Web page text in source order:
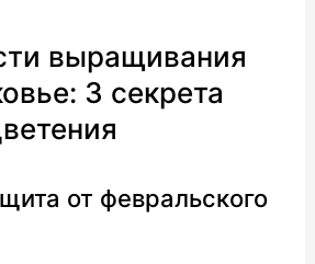
выращивания
3 секрета
от февральского